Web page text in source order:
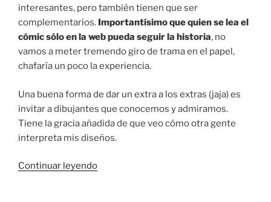
interesantes, pero también tienen que ser
complementarios. Importantísimo que quien se lea el
cómic sólo en la web pueda seguir la historia, no
vamos a meter tremendo giro de trama en el papel,
chafaría un poco la experiencia.
Una buena forma de dar un extra a los extras (jaja) es
invitar a dibujantes que conocemos y admiramos.
Tiene la gracia añadida de que veo cómo otra gente
interpreta mis diseños.
Continuar leyendo«De